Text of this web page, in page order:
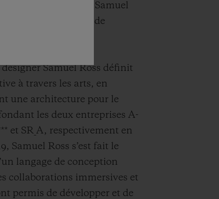
du monde. Samuel
ces deux aspects de
designer Samuel Ross définit
à travers les arts, en
une architecture pour le
les deux entreprises A-
et SR_A, respectivement en
Samuel Ross s’est fait le
langage de conception
collaborations immersives et
permis de développer et de